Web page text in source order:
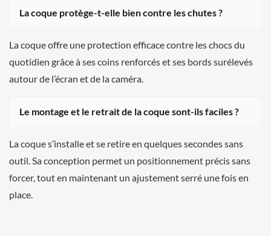
La coque protège-t-elle bien contre les chutes ?
La coque offre une protection efficace contre les chocs du
quotidien grâce à ses coins renforcés et ses bords surélevés
autour de l’écran et de la caméra.
Le montage et le retrait de la coque sont-ils faciles ?
La coque s’installe et se retire en quelques secondes sans
outil. Sa conception permet un positionnement précis sans
forcer, tout en maintenant un ajustement serré une fois en
place.